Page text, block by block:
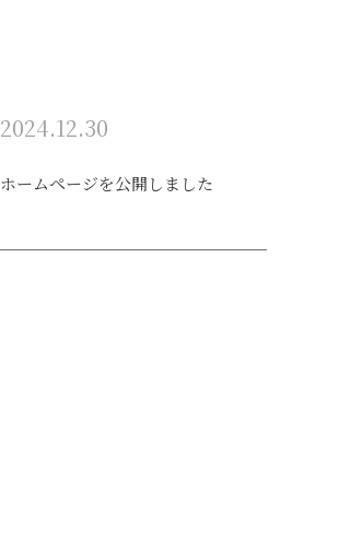
2024.12.30
ホームページを公開しました